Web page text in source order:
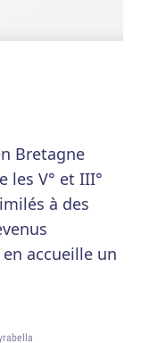
Bretagne
les V° et III°
à des
accueille un